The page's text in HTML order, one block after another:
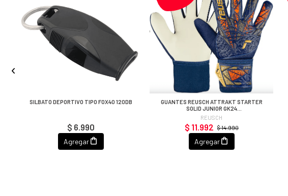
SILBATO DEPORTIVO TIPO FOX40 120DB
$ 6.990
Agregar
GUANTES REUSCH ATTRAKT STARTER
SOLID JUNIOR GK24
(AZULINO/DORADO/BLANCO
REUSCH
$ 14.990
$ 11.992
Agregar